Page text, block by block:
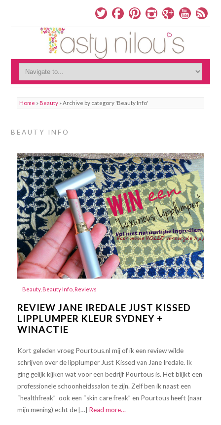
Home »Beauty»Archive by category 'Beauty Info'
BEAUTY INFO
Beauty, Beauty Info, Reviews
REVIEW JANE IREDALE JUST KISSED
LIPPLUMPER KLEUR SYDNEY +
WINACTIE
Kort geleden vroeg Pourtous.nl mij of ik een review wilde
schrijven over de lipplumper Just Kissed van Jane Iredale. Ik
ging gelijk kijken wat voor een bedrijf Pourtous is. Het blijkt een
professionele schoonheidssalon te zijn. Zelf ben ik naast een
“healthfreak” ook een “skin care freak” en Pourtous heeft (naar
mijn mening) echt de […] Read more…